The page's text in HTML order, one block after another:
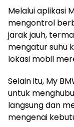
Melalui aplikasi
mengontrol
jarak jauh,
mengatur suhu
lokasi mobil
Selain itu, My
untuk
langsung dan
mengenai